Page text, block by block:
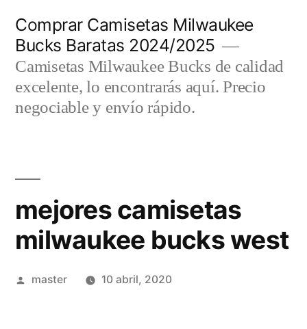
contenido
Comprar Camisetas Milwaukee
Bucks Baratas 2024/2025
Camisetas Milwaukee Bucks de calidad
excelente, lo encontrarás aquí. Precio
negociable y envío rápido.
mejores camisetas
milwaukee bucks west
Publicado
master 10 abril, 2020